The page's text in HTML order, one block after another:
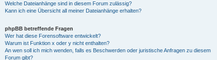
Welche Dateianhänge sind in diesem Forum zulässig?
Kann ich eine Übersicht all meiner Dateianhänge erhalten?
phpBB betreffende Fragen
Wer hat diese Forensoftware entwickelt?
Warum ist Funktion x oder y nicht enthalten?
An wen soll ich mich wenden, falls es Beschwerden oder juristische Anfragen zu diesem
Forum gibt?